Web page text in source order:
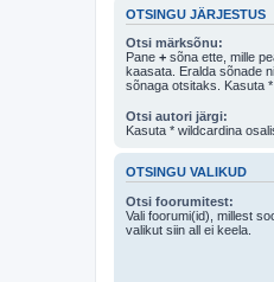
OTSINGU JÄRJESTUS
Otsi märksõnu:
Pane + sõna ette, mille
kaasata. Eralda sõnade
sõnaga otsitaks. Kasuta
Otsi autori järgi:
Kasuta * wildcardina
OTSINGU VALIKUD
Otsi foorumitest:
Vali foorumi(id), millest
valikut siin all ei keela.